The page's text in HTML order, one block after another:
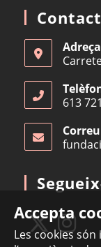
Accepta
Les cookies
613